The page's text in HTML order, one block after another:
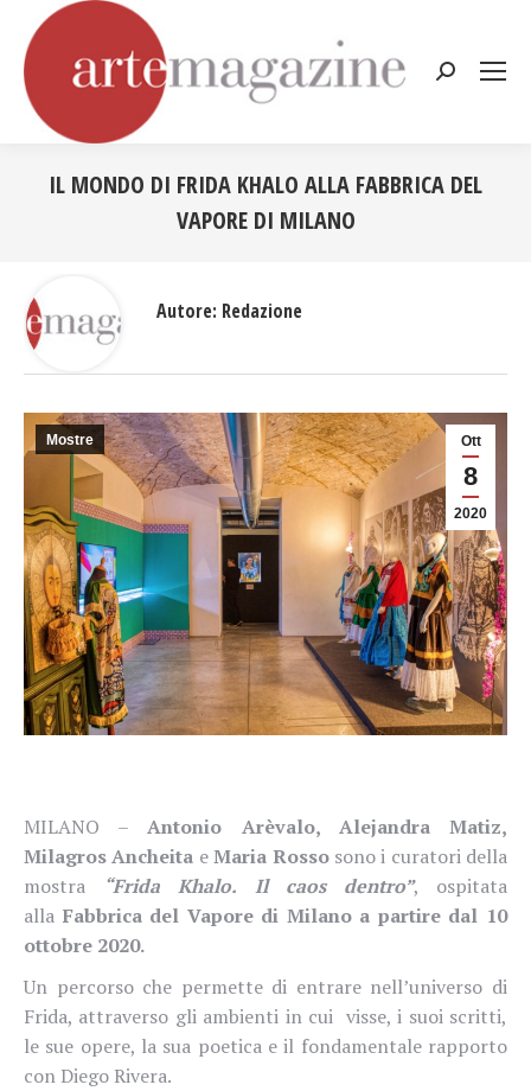
Cerca:
IL MONDO DI FRIDA KHALO ALLA FABBRICA DEL
VAPORE DI MILANO
Ott
8
2020
Mostre
MILANO –Antonio Arèvalo, Alejandra Matiz,
Milagros Ancheita eMaria Rossosono i curatori della
mostra
“Frida Khalo. Il caos dentro”, ospitata
alla Fabbrica del Vapore di Milano a partire dal 10
ottobre 2020.
Un percorso che permette di entrare nell’universo di
Frida, attraverso gli ambienti in cui visse, i suoi scritti,
le sue opere, la sua poetica e il fondamentale rapporto
con Diego Rivera.
Autore: Redazione